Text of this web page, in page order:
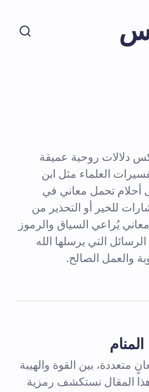
دلالات روحية عميقة
العلماء مثل ابن
أحلام تحمل معاني في
للخير أو التحذير من
يُراعي السياق والرموز
التي يرسلها الله
والعمل الصالح.
متعددة، بين القوة والهيبة
المقال نستكشف رمزية